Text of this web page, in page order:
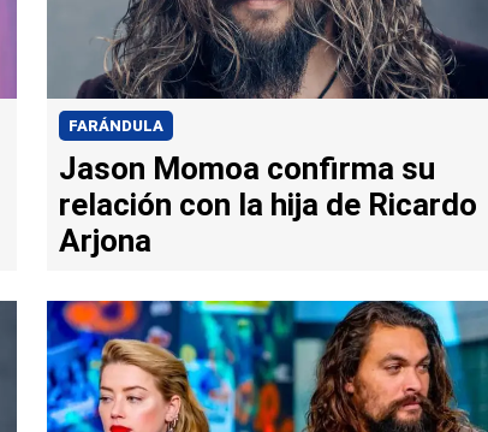
FARÁNDULA
Jason Momoa confirma su
relación con la hija de Ricardo
Arjona